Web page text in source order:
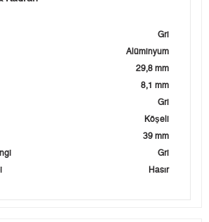
Gri
Alüminyum
29,8 mm
8,1 mm
Gri
Köşeli
39 mm
Gri
Hasır